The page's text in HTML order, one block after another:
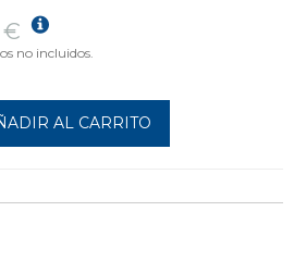
€
no incluidos.
AL CARRITO